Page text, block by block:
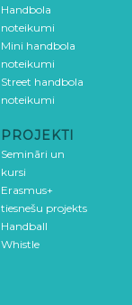
Handbola
noteikumi
Mini handbola
noteikumi
Street handbola
noteikumi
PROJEKTI
Semināri un
kursi
Erasmus+
tiesnešu projekts
Handball
Whistle